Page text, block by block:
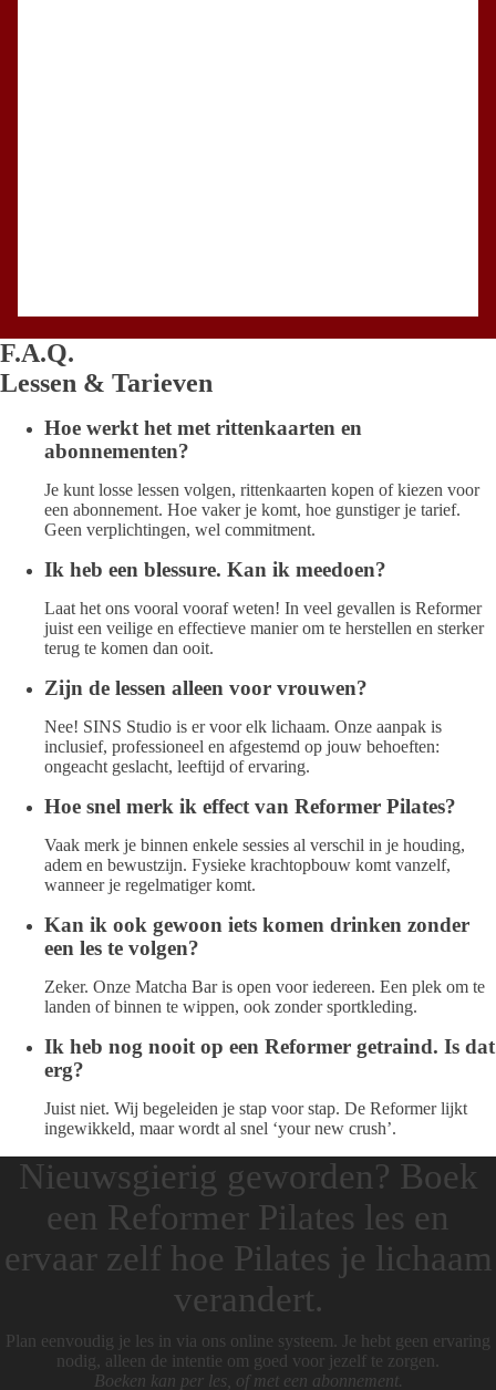
F.A.Q.
Lessen & Tarieven
Hoe werkt het met rittenkaarten en
abonnementen?
Je kunt losse lessen volgen, rittenkaarten kopen of kiezen voor
een abonnement. Hoe vaker je komt, hoe gunstiger je tarief.
Geen verplichtingen, wel commitment.
Ik heb een blessure. Kan ik meedoen?
Laat het ons vooral vooraf weten! In veel gevallen is Reformer
juist een veilige en effectieve manier om te herstellen en sterker
terug te komen dan ooit.
Zijn de lessen alleen voor vrouwen?
Nee! SINS Studio is er voor elk lichaam. Onze aanpak is
inclusief, professioneel en afgestemd op jouw behoeften:
ongeacht geslacht, leeftijd of ervaring.
Hoe snel merk ik effect van Reformer Pilates?
Vaak merk je binnen enkele sessies al verschil in je houding,
adem en bewustzijn. Fysieke krachtopbouw komt vanzelf,
wanneer je regelmatiger komt.
Kan ik ook gewoon iets komen drinken zonder
een les te volgen?
Zeker. Onze Matcha Bar is open voor iedereen. Een plek om te
landen of binnen te wippen, ook zonder sportkleding.
Ik heb nog nooit op een Reformer getraind. Is dat
erg?
Juist niet. Wij begeleiden je stap voor stap. De Reformer lijkt
ingewikkeld, maar wordt al snel ‘your new crush’.
Nieuwsgierig geworden? Boek
een Reformer Pilates les en
ervaar zelf hoe Pilates je lichaam
verandert.
Plan eenvoudig je les in via ons online systeem. Je hebt geen ervaring
nodig, alleen de intentie om goed voor jezelf te zorgen.
Boeken kan per les, of met een abonnement.